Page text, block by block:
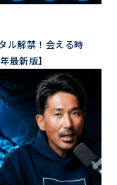
ル解禁！会える時
最新版】